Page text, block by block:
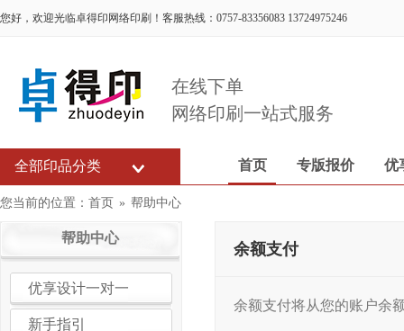
您好，欢迎光临卓得印网络印刷！客服热线：0757-83356083 13724975246
在线下单
网络印刷一站式服务
全部印品分类 首页 专版报价 优
您当前的位置： 首页 » 帮助中心
帮助中心
优享设计一对一
新手指引
余额支付
余额支付将从您的账户余